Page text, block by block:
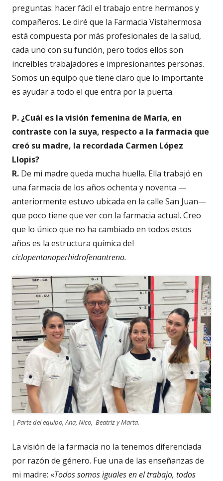
preguntas: hacer fácil el trabajo entre hermanos y
compañeros. Le diré que la Farmacia Vistahermosa
está compuesta por más profesionales de la salud,
cada uno con su función, pero todos ellos son
increíbles trabajadores e impresionantes personas.
Somos un equipo que tiene claro que lo importante
es ayudar a todo el que entra por la puerta.
P. ¿Cuál es la visión femenina de María, en
contraste con la suya, respecto a la farmacia que
creó su madre, la recordada Carmen López
Llopis?
R. De mi madre queda mucha huella. Ella trabajó en
una farmacia de los años ochenta y noventa —
anteriormente estuvo ubicada en la calle San Juan—
que poco tiene que ver con la farmacia actual. Creo
que lo único que no ha cambiado en todos estos
años es la estructura química del
ciclopentanoperhidrofenantreno.
| Parte del equipo, Ana, Nico, Beatriz y Marta.
La visión de la farmacia no la tenemos diferenciada
por razón de género. Fue una de las enseñanzas de
mi madre: «Todos somos iguales en el trabajo, todos